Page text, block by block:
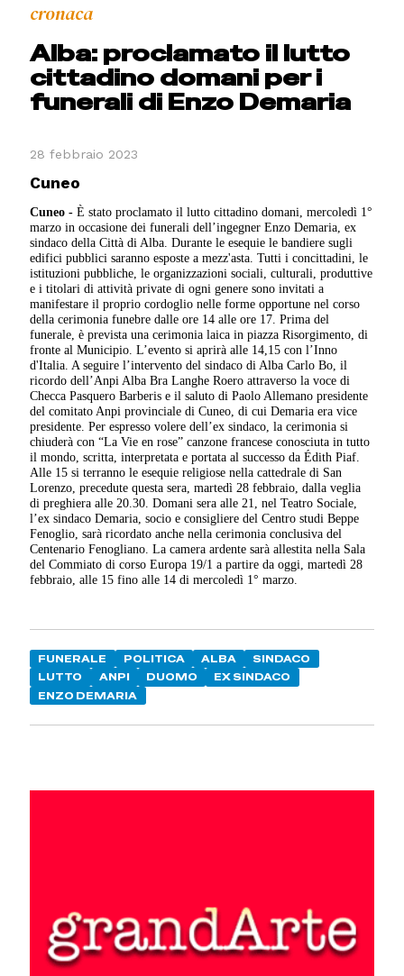
cronaca
Alba: proclamato il lutto
cittadino domani per i
funerali di Enzo Demaria
28 febbraio 2023
Cuneo
Cuneo -È stato proclamato il lutto cittadino domani, mercoledì 1°
marzo in occasione dei funerali dell’ingegner Enzo Demaria, ex
sindaco della Città di Alba. Durante le esequie le bandiere sugli
edifici pubblici saranno esposte a mezz'asta. Tutti i concittadini, le
istituzioni pubbliche, le organizzazioni sociali, culturali, produttive
e i titolari di attività private di ogni genere sono invitati a
manifestare il proprio cordoglio nelle forme opportune nel corso
della cerimonia funebre dalle ore 14 alle ore 17. Prima del
funerale, è prevista una cerimonia laica in piazza Risorgimento, di
fronte al Municipio. L’evento si aprirà alle 14,15 con l’Inno
d'Italia. A seguire l’intervento del sindaco di Alba Carlo Bo, il
ricordo dell’Anpi Alba Bra Langhe Roero attraverso la voce di
Checca Pasquero Barberis e il saluto di Paolo Allemano presidente
del comitato Anpi provinciale di Cuneo, di cui Demaria era vice
presidente. Per espresso volere dell’ex sindaco, la cerimonia si
chiuderà con “La Vie en rose” canzone francese conosciuta in tutto
il mondo, scritta, interpretata e portata al successo da Édith Piaf.
Alle 15 si terranno le esequie religiose nella cattedrale di San
Lorenzo, precedute questa sera, martedì 28 febbraio, dalla veglia
di preghiera alle 20.30. Domani sera alle 21, nel Teatro Sociale,
l’ex sindaco Demaria, socio e consigliere del Centro studi Beppe
Fenoglio, sarà ricordato anche nella cerimonia conclusiva del
Centenario Fenogliano. La camera ardente sarà allestita nella Sala
del Commiato di corso Europa 19/1 a partire da oggi, martedì 28
febbraio, alle 15 fino alle 14 di mercoledì 1° marzo.
FUNERALE POLITICA ALBA
SINDACO
LUTTO
ANPI DUOMO
EX SINDACO
ENZO DEMARIA